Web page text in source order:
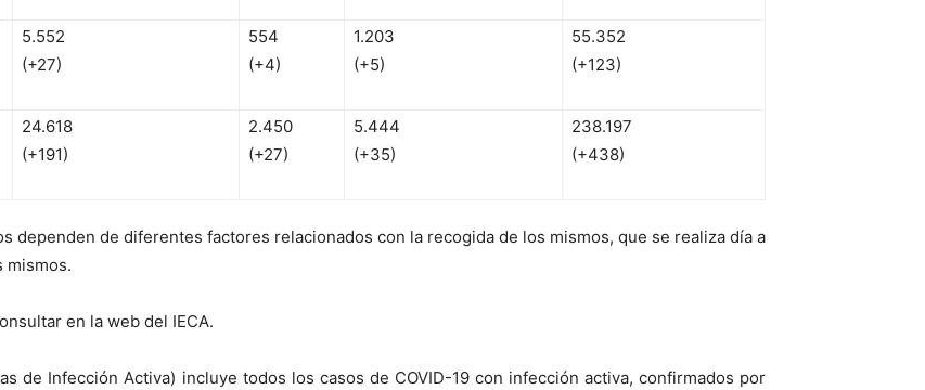
5.552
(+27)
554
(+4)
1.203
(+5)
55.352
(+123)
24.618
(+191)
2.450
(+27)
5.444
(+35)
238.197
(+438)
dependen de diferentes factores relacionados con la recogida de los mismos, que se realiza día a
mismos.
en la web del IECA.
de Infección Activa) incluye todos los casos de COVID-19 con infección activa, confirmados por